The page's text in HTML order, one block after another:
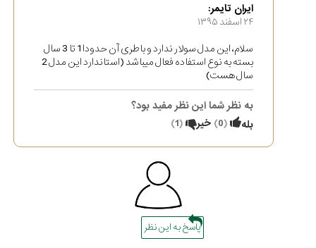
ایران تایمر:
۲۴ اسفند ۱۳۹۵
سلام، این مدل سولار ندارد و باطری آن حدودا 1 تا 3 سال
بسته به نوع استفاده فعال میباشد (استاندارد این مدل 2
سال هست)
به نظر شما این نظر مفید بود؟
بله
(
0
) خیر (
1
)
پاسخ به این نظر